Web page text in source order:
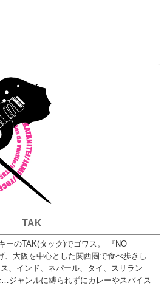
TAK
ーのTAK(タック)でゴワス。 『NO
、大阪を中心とした関西圏で食べ歩きし
、インド、ネパール、タイ、スリラン
ジャンルに縛られずにカレーやスパイス